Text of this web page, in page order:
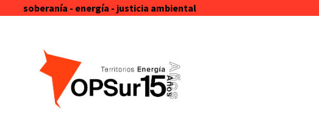
soberanía - energía - justicia ambiental